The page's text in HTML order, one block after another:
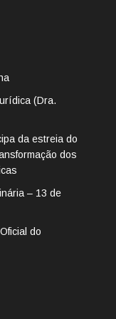
(Dra.
da estreia do
dos
– 13 de
do